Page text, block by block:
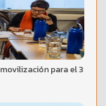
para el 3